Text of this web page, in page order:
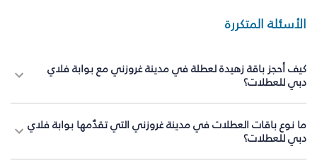
الأسئلة المتكررة
كيف أحجز باقة زهيدة لعطلة في مدينة غروزني مع بوابة فلاي
دبي للعطلات؟
ما نوع باقات العطلات في مدينة غروزني التي تقدّمها بوابة فلاي
دبي للعطلات؟